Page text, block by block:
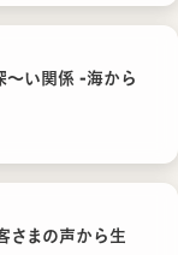
〜い関係 -海から
さまの声から生